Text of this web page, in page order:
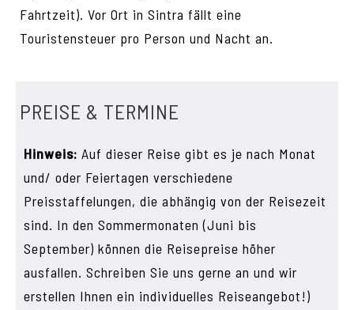
Fahrtzeit). Vor Ort in Sintra fällt eine
Touristensteuer pro Person und Nacht an.
PREISE & TERMINE
Hinweis: Auf dieser Reise gibt es je nach Monat
und/ oder Feiertagen verschiedene
Preisstaffelungen, die abhängig von der Reisezeit
sind. In den Sommermonaten (Juni bis
September) können die Reisepreise höher
ausfallen. Schreiben Sie uns gerne an und wir
erstellen Ihnen ein individuelles Reiseangebot!)